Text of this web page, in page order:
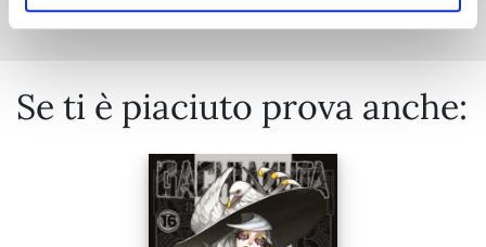
Se ti è piaciuto prova anche: